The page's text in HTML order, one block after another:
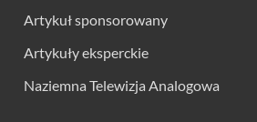
Artykuł sponsorowany
Artykuły eksperckie
Naziemna Telewizja Analogowa